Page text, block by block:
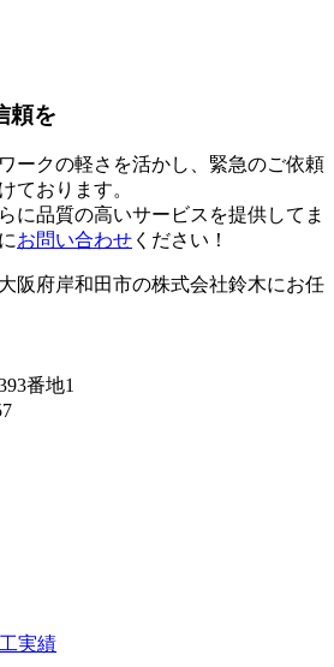
頼を
ークの軽さを活かし、緊急のご依頼
ております。
に品質の高いサービスを提供してま
お問い合わせ ください！
阪府岸和田市の株式会社鈴木にお任
番地1
実績